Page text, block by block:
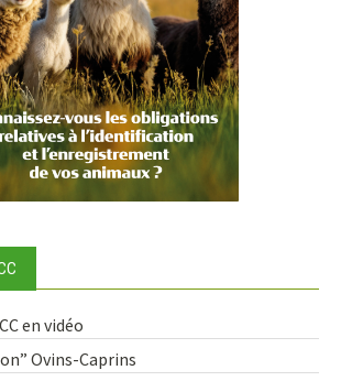
en vidéo
Ovins-Caprins